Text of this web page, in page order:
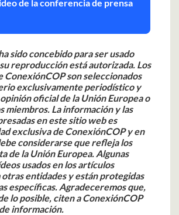
de la conferencia de prensa
sido concebido para ser usado
reproducción está autorizada. Los
ConexiónCOP son seleccionados
exclusivamente periodístico y
oficial de la Unión Europea o
miembros. La información y las
en este sitio web es
exclusiva de ConexiónCOP y en
considerarse que refleja los
de la Unión Europea. Algunas
usados en los artículos
entidades y están protegidas
específicas. Agradeceremos que,
lo posible, citen a ConexiónCOP
información.